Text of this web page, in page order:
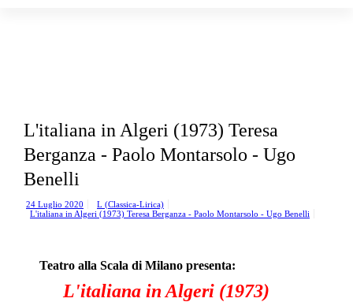
L'italiana in Algeri (1973) Teresa
Berganza - Paolo Montarsolo - Ugo
Benelli
24 Luglio 2020
L (Classica-Lirica)
L'italiana in Algeri (1973) Teresa Berganza - Paolo Montarsolo - Ugo Benelli
Teatro alla Scala di Milano presenta:
L'italiana in Algeri (1973)